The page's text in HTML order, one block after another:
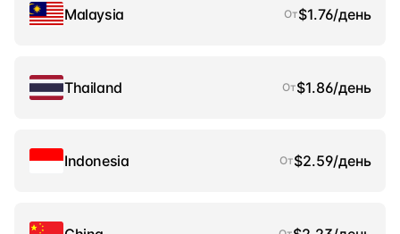
Malaysia От$1.76/день
Thailand От$1.86/день
Indonesia От$2.59/день